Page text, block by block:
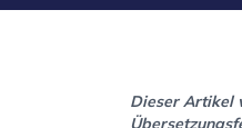
Dieser Artikel